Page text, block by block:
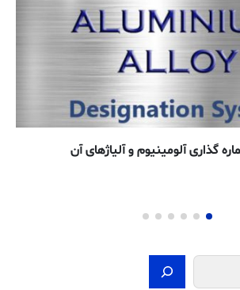
استنلس استیل (فولاد ضد زنگ)